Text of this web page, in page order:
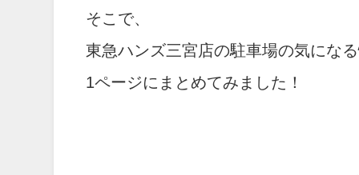
そこで、
東急ハンズ三宮店の駐車場の気にな
1ページにまとめてみました！